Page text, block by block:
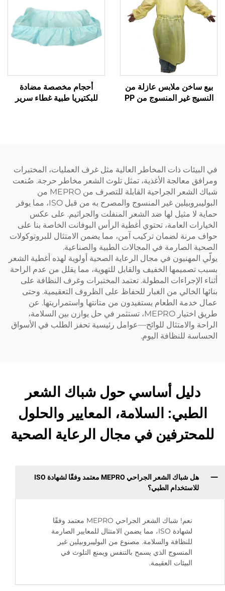
بيع ساخن ملابس عازلة من
النسيج غير المنسوج من PP
أحجام مخصصة مضادة
للبكتيريا طبية غطاء سرير
في البيئات ذات المخاطر العالية مثل غرف العمليات، المختبرات
ومرافق معالجة الأغذية، تمثل تلوث الشعر مخاطر حرجة. صُنعت
شباك الشعر الجراحية القابلة للتصرف من MEPRO من
البوليبروبيلين غير المنسوج والمصرح به من قبل ISO، مما يوفر
حماية لا مثيل لها ضد الشعر المنفلت والجراثيم. على عكس
الخيارات العامة، تحتوي أغطية الرأس البوفانت الخاصة بنا على
حواف مرنة لضمان تركيب آمن، مما يضمن الامتثال للبروتوكولات
الصحية الصارمة في المجالات الطبية والصناعية.
يولّي المهنيون في مجال الرعاية الصحية أولوية لهذه أغطية الشعر
بسبب تصميمها الخفيف والقابل للتهوية، مما يقلل من عدم الراحة
أثناء الإجراءات المطولة. تعتمد المختبرات وغرف النظافة على
بنائها الخالي من الغبار للحفاظ على الظروف التعقيمية. وحتى
عمال خدمة الطعام يستفيدون من متانتها واستمراريتها. عن
طريق اختيار MEPRO، تستثمر في حل يوازن بين السلامة،
الراحة والامتثال للوائح—عوامل رئيسية تحفز الطلب في الأسواق
الحساسة للنظافة اليوم.
دليل أساسي حول شباك الشعر
الطبي: السلامة، المعايير والحلول
للمحترفين في مجال الرعاية الصحية
هل شباك الشعر الجراحي MEPRO معتمد وفقًا لشهادة ISO
للاستخدام الطبي؟
نعم! شباك الشعر الجراحي MEPRO معتمد وفقًا
لشهادة ISO، مما يضمن الامتثال للمعايير الصارمة
للنظافة والسلامة. مصنوع من البوليبروبيلين غير
المنسوج الذي يسمح بالتنفس ويمنع التلوث في
البيئات العقيمة.